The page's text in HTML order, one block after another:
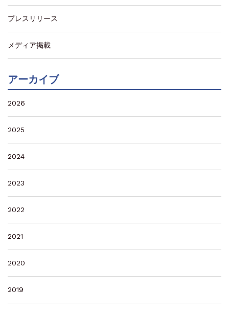
プレスリリース
メディア掲載
アーカイブ
2026
2025
2024
2023
2022
2021
2020
2019